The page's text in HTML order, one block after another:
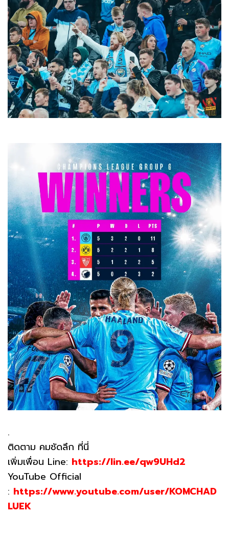
.
ติดตาม คมชัดลึก ที่นี่
เพิ่มเพื่อน Line: https://lin.ee/qw9UHd2
YouTube Official
: https://www.youtube.com/user/KOMCHAD
LUEK